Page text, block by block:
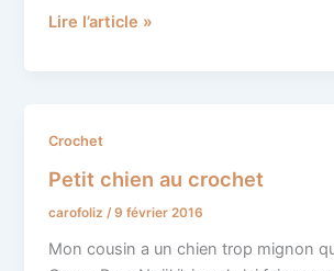
au
Lire l’article »
Crochet
Petit chien au crochet
carofoliz/9 février 2016
Mon cousin a un chien trop mignon
Petit
au
crochet